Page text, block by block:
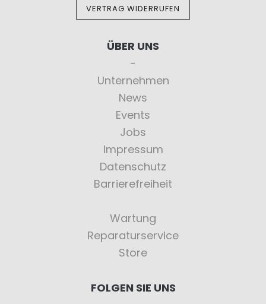
VERTRAG WIDERRUFEN
ÜBER UNS
Unternehmen
News
Events
Jobs
Impressum
Datenschutz
Barrierefreiheit
Wartung
Reparaturservice
Store
FOLGEN SIE UNS